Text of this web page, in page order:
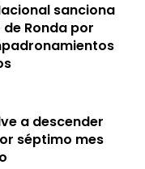
sanciona
Ronda por
a descender
séptimo mes